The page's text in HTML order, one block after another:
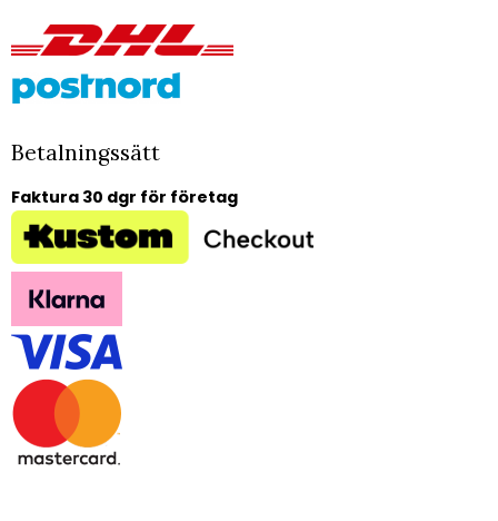
Betalningssätt
Faktura 30 dgr för företag